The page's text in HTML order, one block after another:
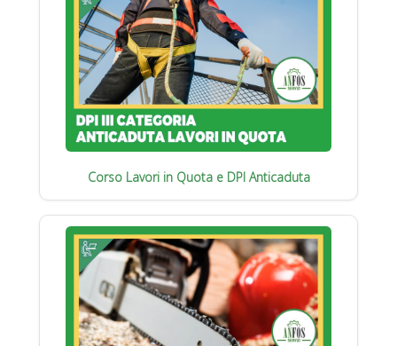
Corso Lavori in Quota e DPI Anticaduta